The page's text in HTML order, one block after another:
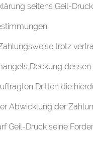
seitens Geil-
trotz
Deckung
Dritten die
Abwicklung der
Geil-Druck seine